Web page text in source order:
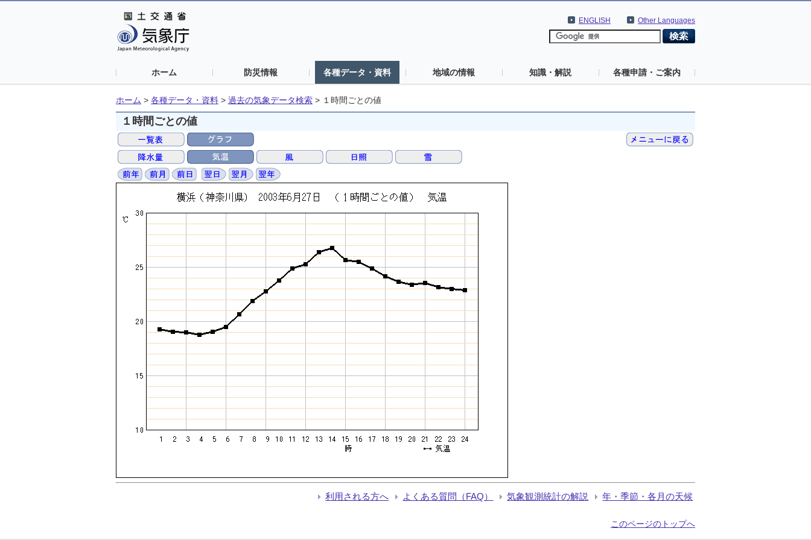
Other Languages
ENGLISH
ホーム 防災情報 各種データ・資料 地域の情報 知識・解説 各種申請・ご案内
ホーム > 各種データ・資料 > 過去の気象データ検索 > １時間ごとの値
１時間ごとの値
利用される方へ よくある質問（FAQ） 気象観測統計の解説 年・季節・各月の天候
このページのトップへ